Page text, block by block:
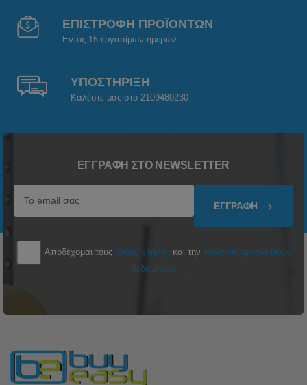
ΕΠΙΣΤΡΟΦΗ ΠΡΟΪΟΝΤΩΝ
Εντός 15 εργασίμων ημερών
ΥΠΟΣΤΗΡΙΞΗ
Καλέστε μας στο 2109480230
ΕΓΓΡΑΦΉ ΣΤΟ NEWSLETTER
ΕΓΓΡΑΦΉ
Αποδέχομαι τους όρους χρήσης και την πολιτική προσωπικών
δεδομένων